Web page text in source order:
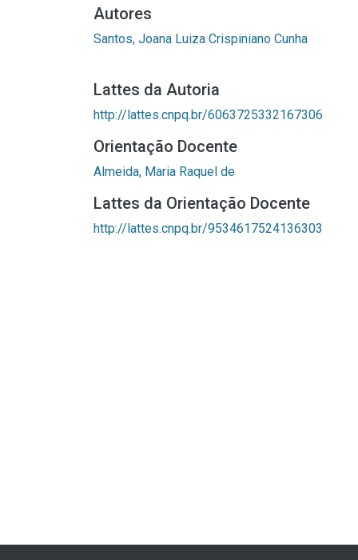
Autores
Santos, Joana Luiza Crispiniano Cunha
Lattes da Autoria
http://lattes.cnpq.br/6063725332167306
Orientação Docente
Almeida, Maria Raquel de
Lattes da Orientação Docente
http://lattes.cnpq.br/9534617524136303